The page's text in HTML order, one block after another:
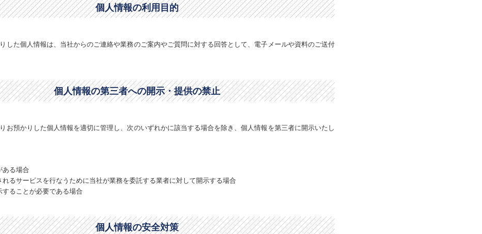
個人情報の利用目的
した個人情報は、当社からのご連絡や業務のご案内やご質問に対する回答として、電子メールや資料のご送付
個人情報の第三者への開示・提供の禁止
お預かりした個人情報を適切に管理し、次のいずれかに該当する場合を除き、個人情報を第三者に開示いたし
ある場合
れるサービスを行なうために当社が業務を委託する業者に対して開示する場合
ることが必要である場合
個人情報の安全対策